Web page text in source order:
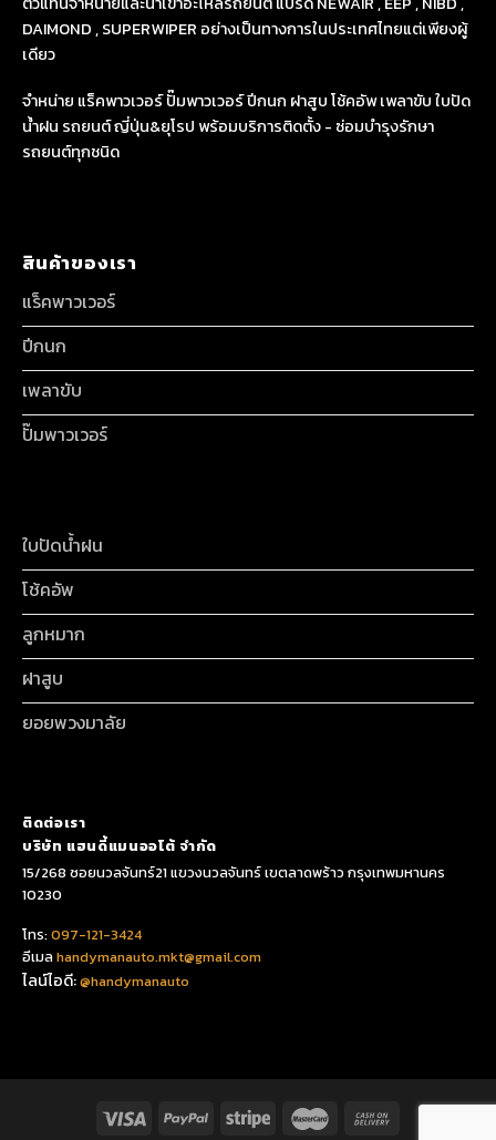
DAIMOND , SUPERWIPER อย่างเป็นทางการในประเทศไทยแต่เพียงผู้
เดียว
จำหน่าย แร็คพาวเวอร์ ปั๊มพาวเวอร์ ปีกนก ฝาสูบ โช้คอัพ เพลาขับ ใบปัด
น้ำฝน รถยนต์ ญี่ปุ่น&ยุโรป พร้อมบริการติดตั้ง - ซ่อมบำรุงรักษา
รถยนต์ทุกชนิด
สินค้าของเรา
แร็คพาวเวอร์
ปีกนก
เพลาขับ
ปั๊มพาวเวอร์
ใบปัดน้ำฝน
โช้คอัพ
ลูกหมาก
ฝาสูบ
ยอยพวงมาลัย
ติดต่อเรา
บริษัท แฮนดี้แมนออโต้ จำกัด
15/268 ซอยนวลจันทร์21 แขวงนวลจันทร์ เขตลาดพร้าว กรุงเทพมหานคร
10230
โทร:097-121-3424
อีเมลhandymanauto.mkt@gmail.com
ไลน์ไอดี:@handymanauto